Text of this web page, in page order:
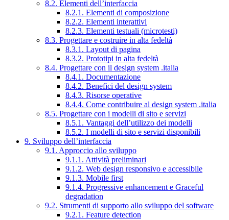
8.2. Elementi dell’interfaccia
8.2.1. Elementi di composizione
8.2.2. Elementi interattivi
8.2.3. Elementi testuali (microtesti)
8.3. Progettare e costruire in alta fedeltà
8.3.1. Layout di pagina
8.3.2. Prototipi in alta fedeltà
8.4. Progettare con il design system .italia
8.4.1. Documentazione
8.4.2. Benefici del design system
8.4.3. Risorse operative
8.4.4. Come contribuire al design system .italia
8.5. Progettare con i modelli di sito e servizi
8.5.1. Vantaggi dell’utilizzo dei modelli
8.5.2. I modelli di sito e servizi disponibili
9. Sviluppo dell’interfaccia
9.1. Approccio allo sviluppo
9.1.1. Attività preliminari
9.1.2. Web design responsivo e accessibile
9.1.3. Mobile first
9.1.4. Progressive enhancement e Graceful
degradation
9.2. Strumenti di supporto allo sviluppo del software
9.2.1. Feature detection